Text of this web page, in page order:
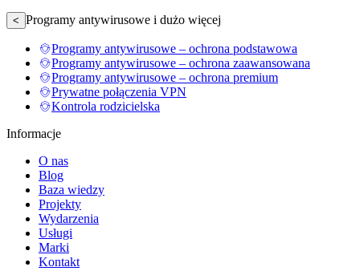
< Programy antywirusowe i dużo więcej
Programy antywirusowe – ochrona podstawowa
Programy antywirusowe – ochrona zaawansowana
Programy antywirusowe – ochrona premium
Prywatne połączenia VPN
Kontrola rodzicielska
Informacje
O nas
Blog
Baza wiedzy
Projekty
Wydarzenia
Usługi
Marki
Kontakt